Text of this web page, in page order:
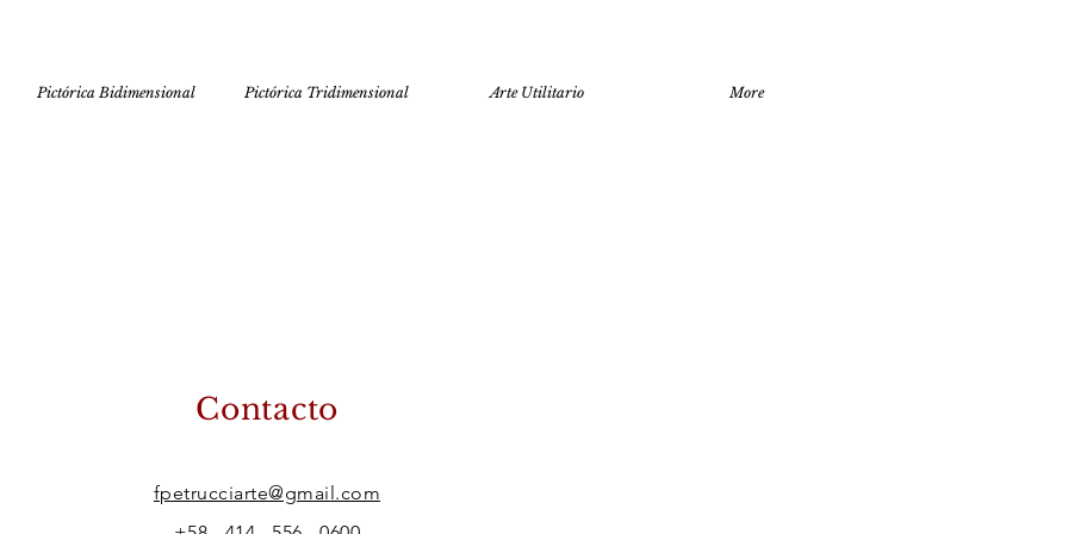
Pictórica Bidimensional Pictórica Tridimensional Arte Utilitario More
Contacto
fpetrucciarte@gmail.com